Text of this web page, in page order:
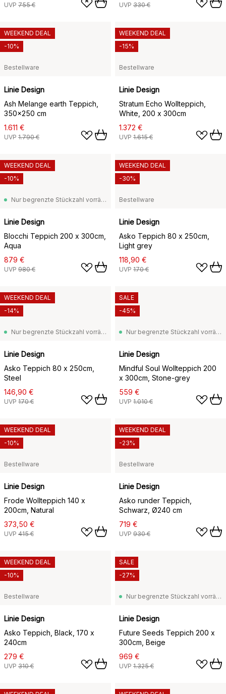
UVP 755 € UVP 330 €
Bestellware
Linie Design
Ash Melange earth Teppich,
350x250 cm
1.611 €
UVP 1.790 €
WEEKEND DEAL
-10%
Bestellware
Linie Design
Stratum Echo Wollteppich,
White, 200 x 300cm
1.372 €
UVP 1.615 €
WEEKEND DEAL
-15%
Nur begrenzte Stückzahl vorrätig
Linie Design
Blocchi Teppich 200 x 300cm,
Aqua
879 €
UVP 980 €
WEEKEND DEAL
-10%
Bestellware
Linie Design
Asko Teppich 80 x 250cm,
Light grey
118,90 €
UVP 170 €
WEEKEND DEAL
-30%
Nur begrenzte Stückzahl vorrätig
Linie Design
Asko Teppich 80 x 250cm,
Steel
146,90 €
UVP 170 €
WEEKEND DEAL
-14%
Nur begrenzte Stückzahl vorrätig
Linie Design
Mindful Soul Wollteppich 200
x 300cm, Stone-grey
559 €
UVP 1.010 €
SALE
-45%
Bestellware
Linie Design
Frode Wollteppich 140 x
200cm, Natural
373,50 €
UVP 415 €
WEEKEND DEAL
-10%
Bestellware
Linie Design
Asko runder Teppich,
Schwarz, Ø240 cm
719 €
UVP 930 €
WEEKEND DEAL
-23%
Bestellware
Linie Design
Asko Teppich, Black, 170 x
240cm
279 €
UVP 310 €
WEEKEND DEAL
-10%
Nur begrenzte Stückzahl vorrätig
Linie Design
Future Seeds Teppich 200 x
300cm, Beige
969 €
UVP 1.325 €
SALE
-27%